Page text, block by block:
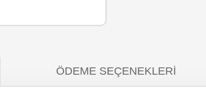
ÖDEME SEÇENEKLERI